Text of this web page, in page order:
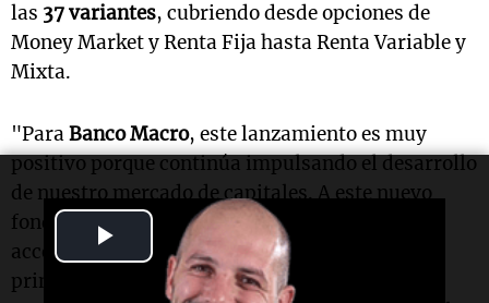
Play
Video
las 37 variantes, cubriendo desde opciones de
Money Market y Renta Fija hasta Renta Variable y
Mixta.
"ParaBanco Macro, este lanzamiento es muy
positivo porque continúa impulsando el desarrollo
de nuestro mercado de capitales. A este nuevo
fondo en dólares de la familia
acceder los inversores calificados. El objetivo
principal es brindarle a nuestros clientes la